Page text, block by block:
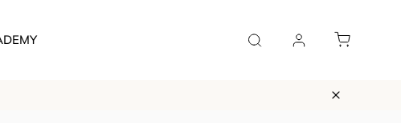
Blog a podcast Kontakt